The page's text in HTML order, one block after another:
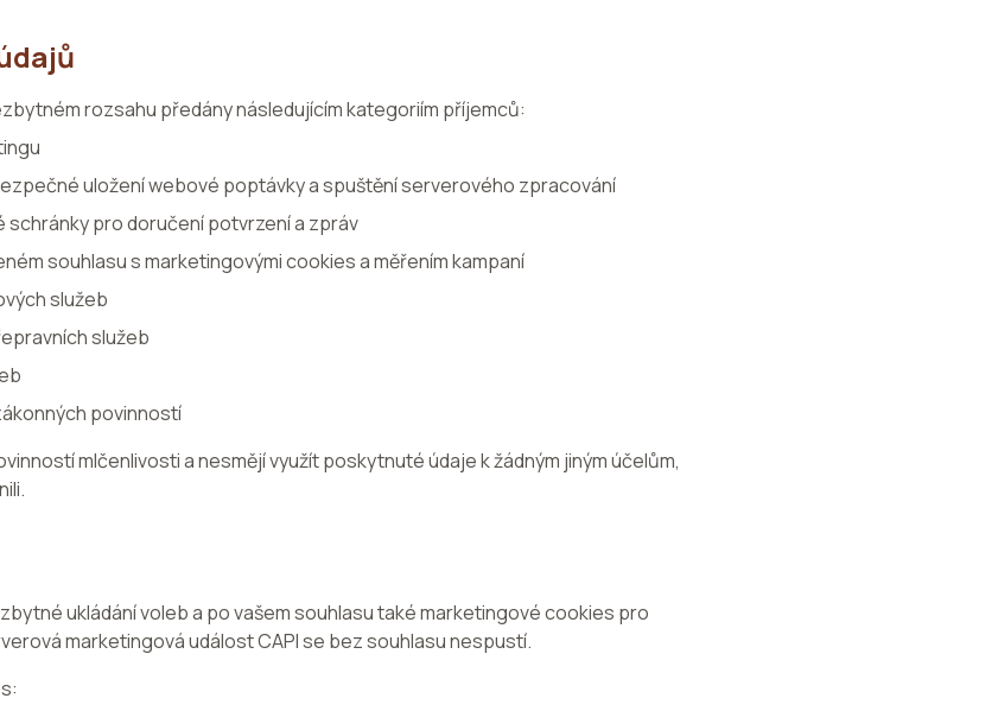
rozsahu předány následujícím kategoriím příjemců:
uložení webové poptávky a spuštění serverového zpracování
pro doručení potvrzení a zpráv
souhlasu s marketingovými cookies a měřením kampaní
služeb
služeb
povinností
mlčenlivosti a nesmějí využít poskytnuté údaje k žádným jiným účelům,
ukládání voleb a po vašem souhlasu také marketingové cookies pro
marketingová událost CAPI se bez souhlasu nespustí.